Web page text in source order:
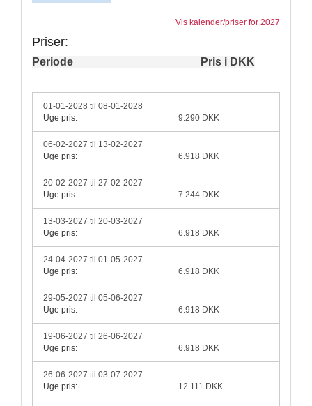
Vis kalender/priser for 2027
Priser:
Periode Pris i DKK
01-01-2028 til 08-01-2028
Uge pris:
9.290 DKK
06-02-2027 til 13-02-2027
Uge pris:
6.918 DKK
20-02-2027 til 27-02-2027
Uge pris:
7.244 DKK
13-03-2027 til 20-03-2027
Uge pris:
6.918 DKK
24-04-2027 til 01-05-2027
Uge pris:
6.918 DKK
29-05-2027 til 05-06-2027
Uge pris:
6.918 DKK
19-06-2027 til 26-06-2027
Uge pris:
6.918 DKK
26-06-2027 til 03-07-2027
Uge pris:
12.111 DKK